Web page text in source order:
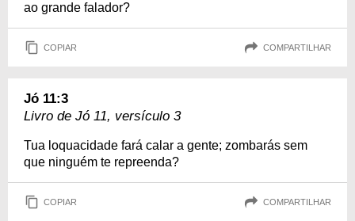
ao grande falador?
COPIAR COMPARTILHAR
Jó 11:3
Livro de Jó 11, versículo 3
Tua loquacidade fará calar a gente; zombarás sem
que ninguém te repreenda?
COPIAR COMPARTILHAR